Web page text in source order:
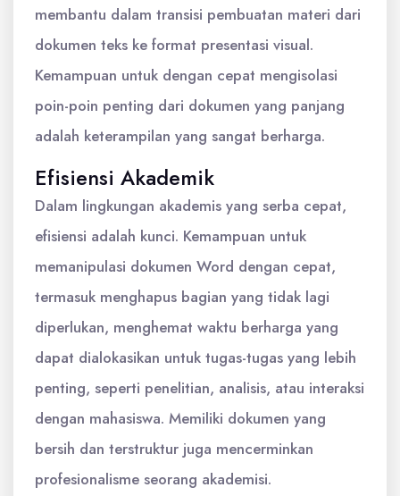
membantu dalam transisi pembuatan materi dari
dokumen teks ke format presentasi visual.
Kemampuan untuk dengan cepat mengisolasi
poin-poin penting dari dokumen yang panjang
adalah keterampilan yang sangat berharga.
Efisiensi Akademik
Dalam lingkungan akademis yang serba cepat,
efisiensi adalah kunci. Kemampuan untuk
memanipulasi dokumen Word dengan cepat,
termasuk menghapus bagian yang tidak lagi
diperlukan, menghemat waktu berharga yang
dapat dialokasikan untuk tugas-tugas yang lebih
penting, seperti penelitian, analisis, atau interaksi
dengan mahasiswa. Memiliki dokumen yang
bersih dan terstruktur juga mencerminkan
profesionalisme seorang akademisi.